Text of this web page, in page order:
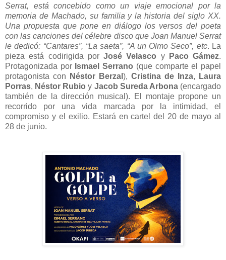
Serrat, está concebido como un viaje emocional por la
memoria de Machado, su familia y la historia del siglo XX.
Una propuesta que pone en diálogo los versos del poeta
con las canciones del célebre disco que Joan Manuel Serrat
le dedicó: “Cantares”, “La saeta”, “A un Olmo Seco”, etc. La
pieza está codirigida por José Velasco y Paco Gámez.
Protagonizada por Ismael Serrano (que comparte el papel
protagonista con
Néstor Berzal ), Cristina de Inza,
Laura
Porras, Néstor Rubio y Jacob Sureda Arbona(encargado
también de la dirección musical). E l montaje propone un
recorrido por una vida marcada por la intimidad, el
compromiso y el exilio. Estará en cartel del
20 de mayo al
28 de junio.